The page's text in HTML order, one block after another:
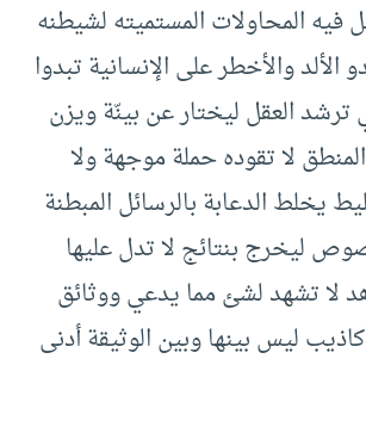
المحاولات المستميته لشيطنه
الألد والأخطر على الإنسانية تبدوا
ترشد العقل ليختار عن بينّة ويزن
لا تقوده حملة موجهة ولا
الدعابة بالرسائل المبطنة
ليخرج بنتائج لا تدل عليها
لا تشهد لشئ مما يدعي ووثائق
ليس بينها وبين الوثيقة أدنى